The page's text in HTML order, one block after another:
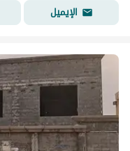
الإيميل